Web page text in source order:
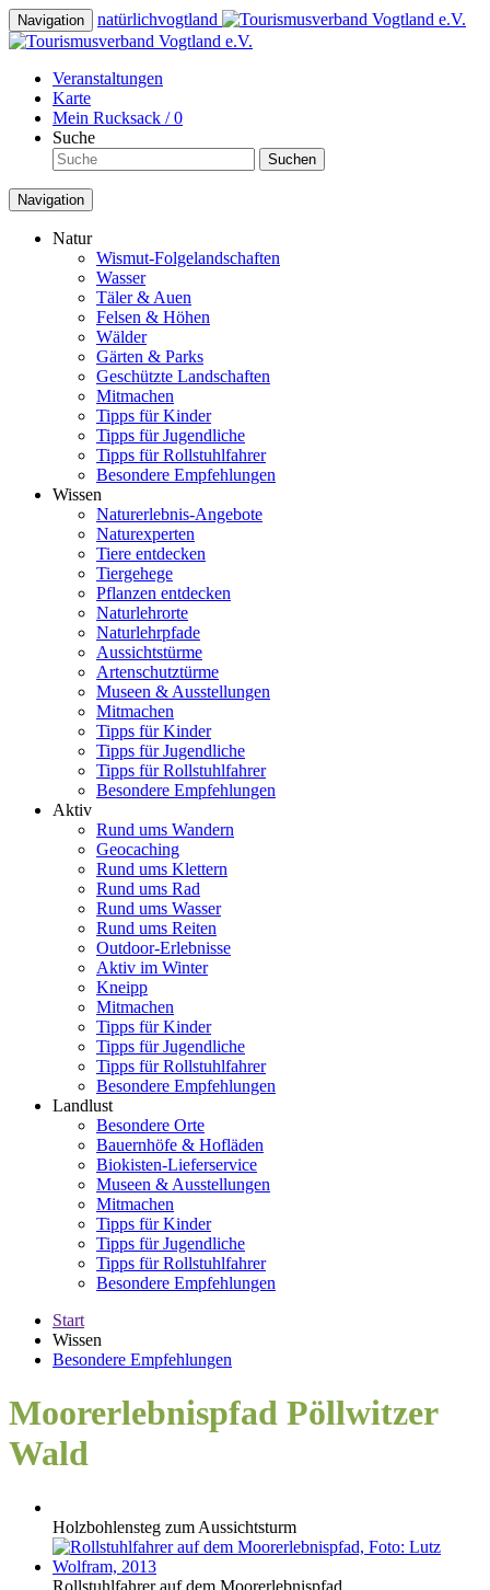
Navigation natürlichvogtland
Veranstaltungen
Karte
Mein Rucksack /0
Suche
Suchen
Navigation
Natur
Wismut-Folgelandschaften
Wasser
Täler & Auen
Felsen & Höhen
Wälder
Gärten & Parks
Geschützte Landschaften
Mitmachen
Tipps für Kinder
Tipps für Jugendliche
Tipps für Rollstuhlfahrer
Besondere Empfehlungen
Wissen
Naturerlebnis-Angebote
Naturexperten
Tiere entdecken
Tiergehege
Pflanzen entdecken
Naturlehrorte
Naturlehrpfade
Aussichtstürme
Artenschutztürme
Museen & Ausstellungen
Mitmachen
Tipps für Kinder
Tipps für Jugendliche
Tipps für Rollstuhlfahrer
Besondere Empfehlungen
Aktiv
Rund ums Wandern
Geocaching
Rund ums Klettern
Rund ums Rad
Rund ums Wasser
Rund ums Reiten
Outdoor-Erlebnisse
Aktiv im Winter
Kneipp
Mitmachen
Tipps für Kinder
Tipps für Jugendliche
Tipps für Rollstuhlfahrer
Besondere Empfehlungen
Landlust
Besondere Orte
Bauernhöfe & Hofläden
Biokisten-Lieferservice
Museen & Ausstellungen
Mitmachen
Tipps für Kinder
Tipps für Jugendliche
Tipps für Rollstuhlfahrer
Besondere Empfehlungen
Start
Wissen
Besondere Empfehlungen
Moorerlebnispfad Pöllwitzer
Wald
Holzbohlensteg zum Aussichtsturm
Rollstuhlfahrer auf dem Moorerlebnispfad